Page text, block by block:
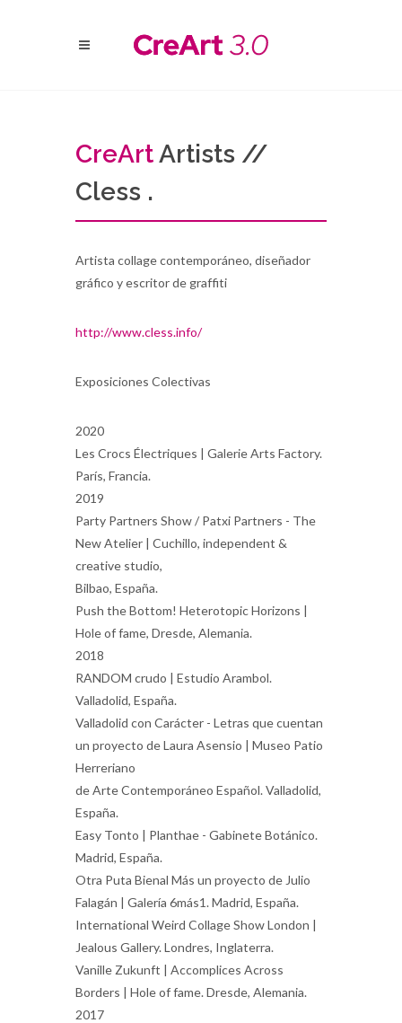
CreArtArtists //
Cless .
Artista collage contemporáneo, diseñador
gráfico y escritor de graffiti
http://www.cless.info/
Exposiciones Colectivas
2020
Les Crocs Électriques | Galerie Arts Factory.
París, Francia.
2019
Party Partners Show / Patxi Partners - The
New Atelier | Cuchillo, independent &
creative studio,
Bilbao, España.
Push the Bottom! Heterotopic Horizons |
Hole of fame, Dresde, Alemania.
2018
RANDOM crudo | Estudio Arambol.
Valladolid, España.
Valladolid con Carácter - Letras que cuentan
un proyecto de Laura Asensio | Museo Patio
Herreriano
de Arte Contemporáneo Español. Valladolid,
España.
Easy Tonto | Planthae - Gabinete Botánico.
Madrid, España.
Otra Puta Bienal Más un proyecto de Julio
Falagán | Galería 6más1. Madrid, España.
International Weird Collage Show London |
Jealous Gallery. Londres, Inglaterra.
Vanille Zukunft | Accomplices Across
Borders | Hole of fame. Dresde, Alemania.
2017